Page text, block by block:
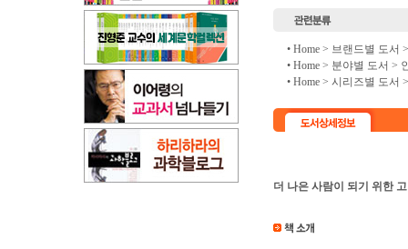
• Home > 브랜드별 도서
• Home > 분야별 도서 >
• Home > 시리즈별 도서
더 나은 사람이 되기 위한